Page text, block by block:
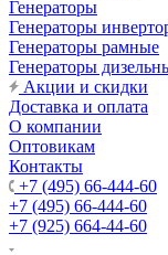
Генераторы
Генераторы
Генераторы рамные
Генераторы
Акции и скидки
Доставка и оплата
О компании
Оптовикам
Контакты
+7 (495) 66-444-60
+7 (495) 66-444-60
+7 (925) 664-44-60